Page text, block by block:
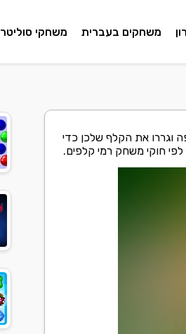
משחקים בעברית משחקי סוליטר
וגררו את הקלף שלכן כדי